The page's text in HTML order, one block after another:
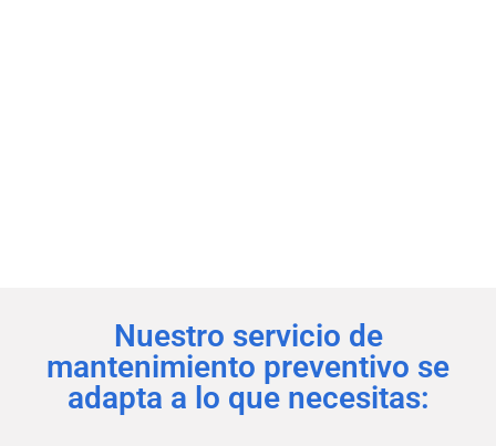
Nuestro servicio de
mantenimiento preventivo se
adapta a lo que necesitas: